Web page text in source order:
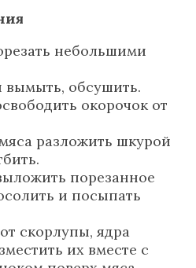
небольшими
обсушить.
окорочок от
разложить шкурой
порезанное
и посыпать
скорлупы, ядра
их вместе с